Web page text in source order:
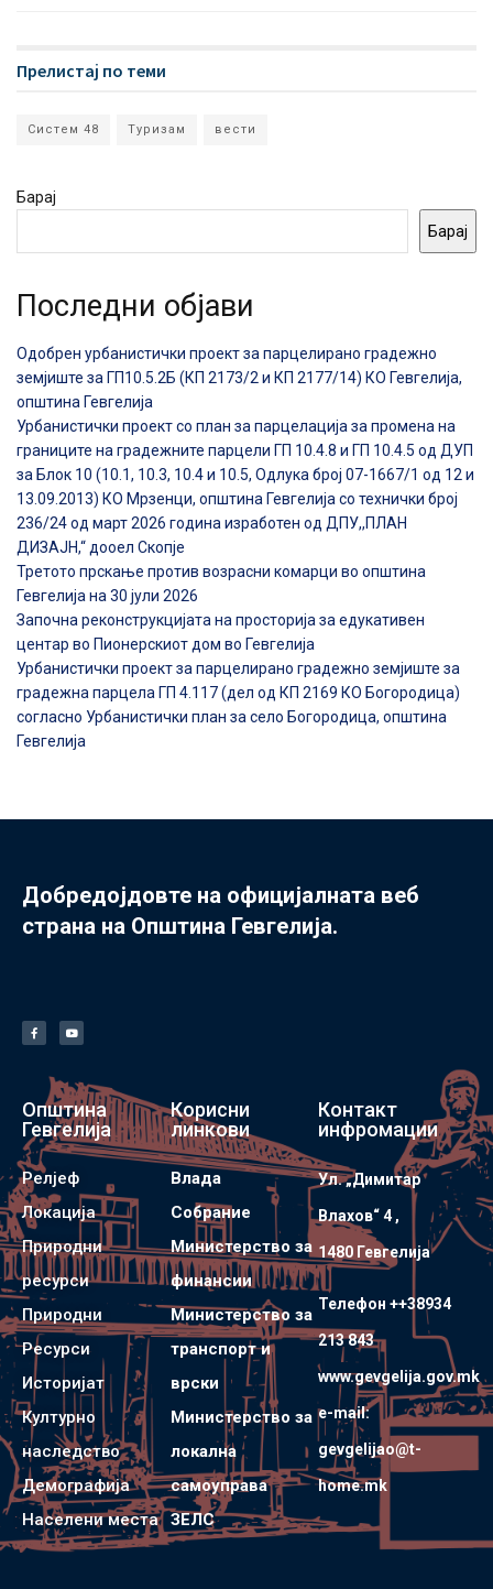
Прелистај по теми
Систем 48 Туризам вести
Барај
Барај
Последни објави
Одобрен урбанистички проект за парцелирано градежно
земјиште за ГП10.5.2Б (КП 2173/2 и КП 2177/14) КО Гевгелија,
општина Гевгелија
Урбанистички проект со план за парцелација за промена на
границите на градежните парцели ГП 10.4.8 и ГП 10.4.5 од ДУП
за Блок 10 (10.1, 10.3, 10.4 и 10.5, Одлука број 07-1667/1 од 12 и
13.09.2013) КО Мрзенци, општина Гевгелија со технички број
236/24 од март 2026 година изработен од ДПУ,,ПЛАН
ДИЗАЈН,“ дооел Скопје
Третото прскање против возрасни комарци во општина
Гевгелија на 30 јули 2026
Започна реконструкцијата на просторија за едукативен
центар во Пионерскиот дом во Гевгелија
Урбанистички проект за парцелирано градежно земјиште за
градежна парцела ГП 4.117 (дел од КП 2169 КО Богородица)
согласно Урбанистички план за село Богородица, општина
Гевгелија
Добредојдовте на официјалната веб
страна на Општина Гевгелија.
Општина
Гевгелија
Релјеф
Локација
Природни
ресурси
Природни
Ресурси
Историјат
Културно
наследство
Демографија
Населени места
Корисни
линкови
Влада
Собрание
Министерство за
финансии
Министерство за
транспорт и
врски
Министерство за
локална
самоуправа
ЗЕЛС
Контакт
инфромации
Ул. „Димитар
Влахов“ 4 ,
1480 Гевгелијa
Телефон ++38934
213 843
www.gevgelija.gov.mk
e-mail:
gevgelijao@t-
home.mk